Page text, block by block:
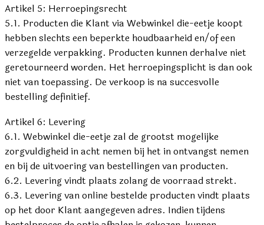
Artikel 5: Herroepingsrecht
5.1. Producten die Klant via Webwinkel die-eetje koopt
hebben slechts een beperkte houdbaarheid en/of een
verzegelde verpakking. Producten kunnen derhalve niet
geretourneerd worden. Het herroepingsplicht is dan ook
niet van toepassing. De verkoop is na succesvolle
bestelling definitief.
Artikel 6: Levering
6.1. Webwinkel die-eetje zal de grootst mogelijke
zorgvuldigheid in acht nemen bij het in ontvangst nemen
en bij de uitvoering van bestellingen van producten.
6.2. Levering vindt plaats zolang de voorraad strekt.
6.3. Levering van online bestelde producten vindt plaats
op het door Klant aangegeven adres. Indien tijdens